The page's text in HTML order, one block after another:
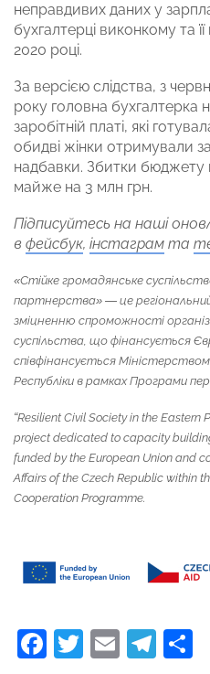
неправдивих даних у
бухгалтерці виконкому та
2020 році.
За версією слідства, з
року головна бухгалтерка
заробітній платі, які
обидві жінки отримували
надбавки. Збитки бюджету
майже на 3 млн грн.
Підписуйтесь на наші
в фейсбук, інстаграм та
«Стійке громадянське
партнерства» — це
зміцненню спроможності
суспільства, що фінансується
співфінансується
Республіки в рамках Програми
“Resilient Civil Society in the Eastern
project dedicated to capacity
funded by the European Union and
Affairs of the Czech Republic within
Cooperation Programme.
Facebook
Twitter
Email